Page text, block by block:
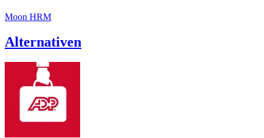
Moon HRM
Alternativen